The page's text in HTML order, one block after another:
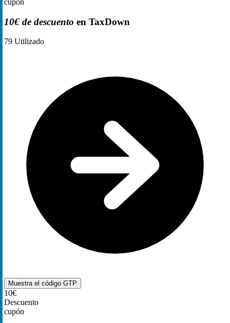
cupón
10€ de descuento en TaxDown
79 Utilizado
Muestra el código GTP
10€
Descuento
cupón